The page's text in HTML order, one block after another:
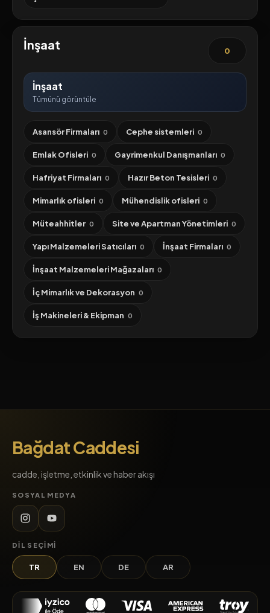
İnşaat 0
İnşaat
Tümünü görüntüle
Asansör Firmaları 0 Cephe sistemleri 0
Emlak Ofisleri 0 Gayrimenkul Danışmanları 0
Hafriyat Firmaları 0 Hazır Beton Tesisleri 0
Mimarlık ofisleri 0 Mühendislik ofisleri 0
Müteahhitler 0 Site ve Apartman Yönetimleri 0
Yapı Malzemeleri Satıcıları 0 İnşaat Firmaları 0
İnşaat Malzemeleri Mağazaları 0
İç Mimarlık ve Dekorasyon 0
İş Makineleri & Ekipman 0
Bağdat Caddesi
cadde, işletme, etkinlik ve haber akışı
SOSYAL MEDYA
DIL SEÇIMI
TR EN DE AR